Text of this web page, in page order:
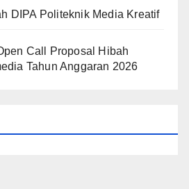
DIPA Politeknik Media Kreatif
Call Proposal Hibah
Tahun Anggaran 2026